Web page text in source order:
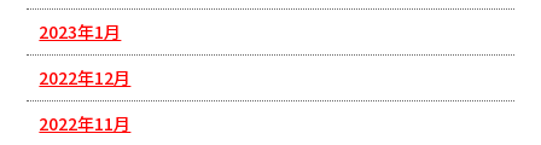
2023年1月
2022年12月
2022年11月